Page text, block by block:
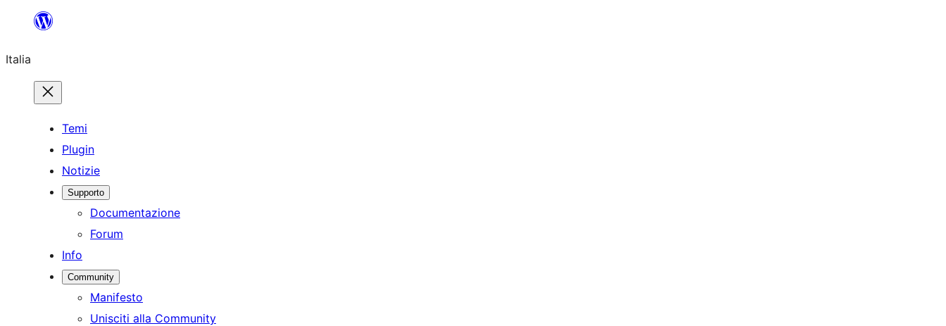
contenuto
Italia
Temi
Plugin
Notizie
Supporto
Documentazione
Forum
Info
Community
Manifesto
Unisciti alla Community